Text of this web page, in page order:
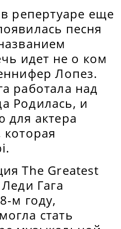
репертуаре еще
песня
идет не о ком
Лопез.
работала над
Родилась, и
для актера
The Greatest
Гага
м году,
стать